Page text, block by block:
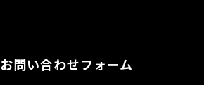
お問い合わせフォーム